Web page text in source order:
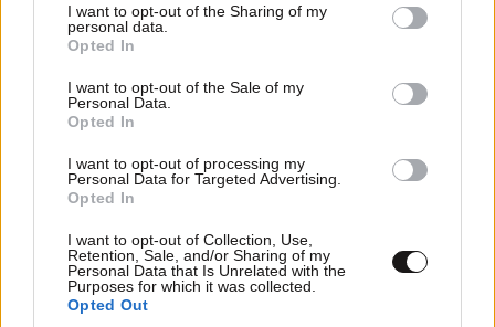
not limited to your visit or usage behaviour. You may click to
grant or deny consent to Google and its third-party tags to
use your data for below specified purposes in below Google
consent section.
I want to opt-out of the Sharing of my
personal data.
Opted In
I want to opt-out of the Sale of my
Personal Data.
Opted In
I want to opt-out of processing my
Personal Data for Targeted Advertising.
Opted In
I want to opt-out of Collection, Use,
Retention, Sale, and/or Sharing of my
Personal Data that Is Unrelated with the
Purposes for which it was collected.
Opted Out
Ογκολόγοι προειδοποιούν: Αυτές οι τροφές,
περνούν απαρατήρητες, αλλά καλό είναι να τις